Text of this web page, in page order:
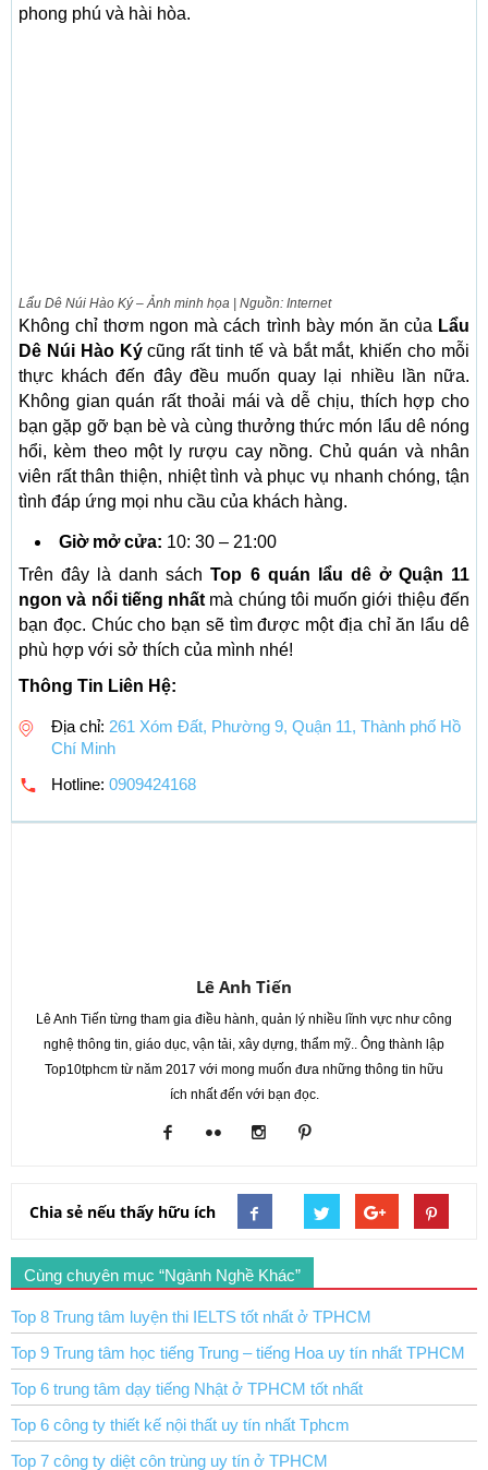
phong phú và hài hòa.
Lẩu Dê Núi Hào Ký – Ảnh minh họa | Nguồn: Internet
Không chỉ thơm ngon mà cách trình bày món ăn của Lẩu
Dê Núi Hào Kýcũng rất tinh tế và bắt mắt, khiến cho mỗi
thực khách đến đây đều muốn quay lại nhiều lần nữa.
Không gian quán rất thoải mái và dễ chịu, thích hợp cho
bạn gặp gỡ bạn bè và cùng thưởng thức món lẩu dê nóng
hổi, kèm theo một ly rượu cay nồng. Chủ quán và nhân
viên rất thân thiện, nhiệt tình và phục vụ nhanh chóng, tận
tình đáp ứng mọi nhu cầu của khách hàng.
Giờ mở cửa: 10: 30 – 21:00
Trên đây là danh sáchTop 6 quán lẩu dê ở Quận 11
ngon và nổi tiếng nhất mà chúng tôi muốn giới thiệu đến
bạn đọc. Chúc cho bạn sẽ tìm được một địa chỉ ăn lẩu dê
phù hợp với sở thích của mình nhé!
Thông Tin Liên Hệ:
Địa chỉ: 261 Xóm Đất, Phường 9, Quận 11, Thành phố Hồ
Chí Minh
Hotline: 0909424168
Lê Anh Tiến
Lê Anh Tiến từng tham gia điều hành, quản lý nhiều lĩnh vực như công
nghệ thông tin, giáo dục, vận tải, xây dựng, thẩm mỹ.. Ông thành lập
Top10tphcm từ năm 2017 với mong muốn đưa những thông tin hữu
ích nhất đến với bạn đọc.
Chia sẻ nếu thấy hữu ích
Cùng chuyên mục “Ngành Nghề Khác”
Top 8 Trung tâm luyện thi IELTS tốt nhất ở TPHCM
Top 9 Trung tâm học tiếng Trung – tiếng Hoa uy tín nhất TPHCM
Top 6 trung tâm dạy tiếng Nhật ở TPHCM tốt nhất
Top 6 công ty thiết kế nội thất uy tín nhất Tphcm
Top 7 công ty diệt côn trùng uy tín ở TPHCM